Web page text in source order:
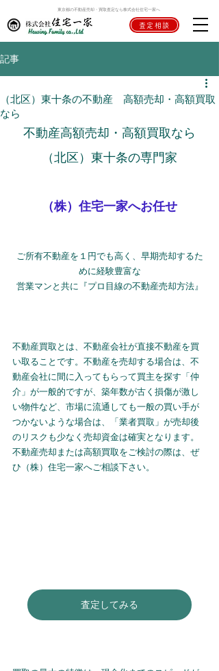
東京都の不動産売却・買取査定なら株式会社住宅一家へ
査定相談
記事
（北区）東十条の不動産 高額売却・高額買取
なら
不動産高額売却・高額買取なら
（北区）東十条の専門家
（株）住宅一家へお任せ
ご所有不動産を１円でも高く、早期売却するた
めに経験豊富な
営業マンと共に『プロ目線の不動産売却方法』
不動産買取とは、不動産会社が直接不動産を買
い取ることです。不動産を売却する場合は、不
動産会社に間に入ってもらって買主を探す「仲
介」が一般的ですが、築年数が古く損傷が激し
い物件など、市場に流通しても一般の買い手が
つかないような場合は、「業者買取」が売却後
のリスクも少なく売却資金は確実となります。
不動産売却または高額買取をご検討の際は、ぜ
ひ（株）住宅一家へご相談下さい。
査定してみる